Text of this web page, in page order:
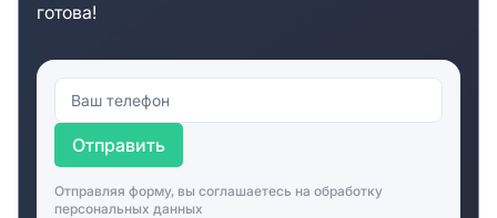
готова!
Отправить
Отправляя форму, вы соглашаетесь на обработку
персональных данных